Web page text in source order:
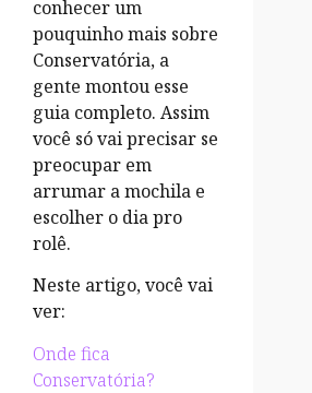
conhecer um
pouquinho mais sobre
Conservatória, a
gente montou esse
guia completo. Assim
você só vai precisar se
preocupar em
arrumar a mochila e
escolher o dia pro
rolê.
Neste artigo, você vai
ver:
Onde fica
Conservatória?